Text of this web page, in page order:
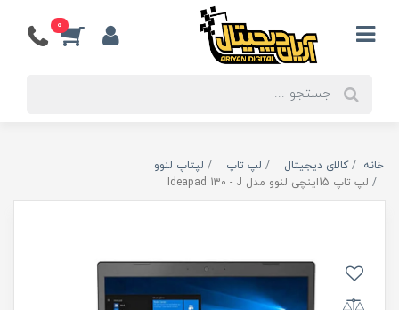
0
خانه کالای دیجیتال لپ تاپ
لپتاپ لنوو
لپ تاپ 15اینچی لنوو مدل Ideapad 130 - J